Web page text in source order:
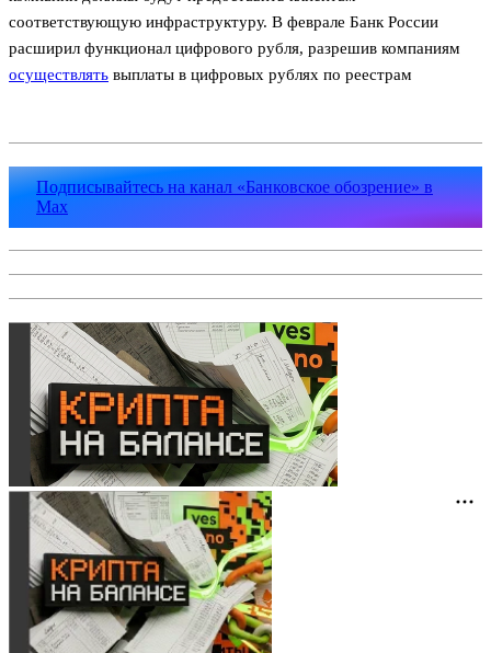
соответствующую инфраструктуру. В феврале Банк России
расширил функционал цифрового рубля, разрешив компаниям
осуществлять выплаты в цифровых рублях по реестрам
Подписывайтесь на канал «Банковское обозрение» в
Max